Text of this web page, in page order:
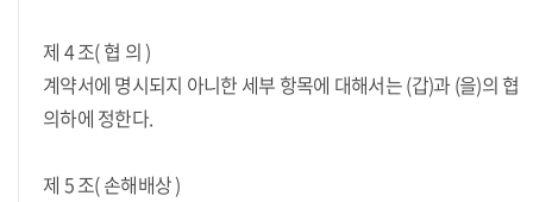
제 4 조( 협 의 )
계약서에 명시되지 아니한 세부 항목에 대해서는 (갑)과 (을)의 협
의하에 정한다.
제 5 조( 손해배상 )